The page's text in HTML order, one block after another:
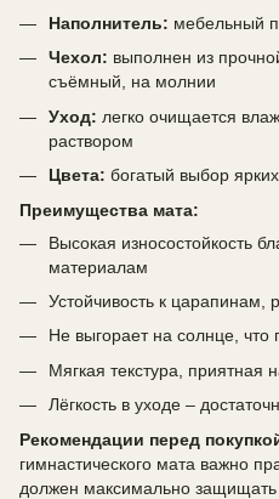
Наполнитель: мебельный
Чехол: выполнен из
съёмный, на молнии
Уход: легко очищается
раствором
Цвета: богатый выбор
Преимущества мата:
Высокая износостойкость
материалам
Устойчивость к
Не выгорает на солнце, что
Мягкая текстура, приятная
Лёгкость в уходе –
Рекомендации перед
гимнастического мата важно
должен максимально защищать